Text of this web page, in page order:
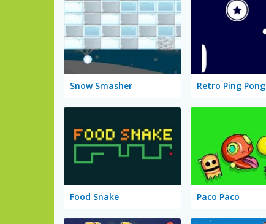
Snow Smasher Retro Ping Pong
Food Snake Paco Paco